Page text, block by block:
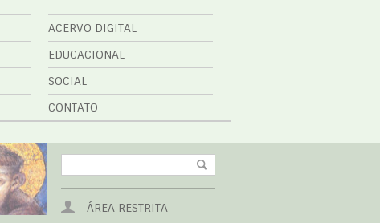
ACERVO DIGITAL
EDUCACIONAL
SOCIAL
CONTATO
ÁREA RESTRITA